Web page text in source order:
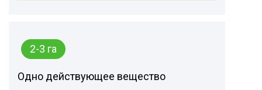
2-3 га
Одно действующее вещество